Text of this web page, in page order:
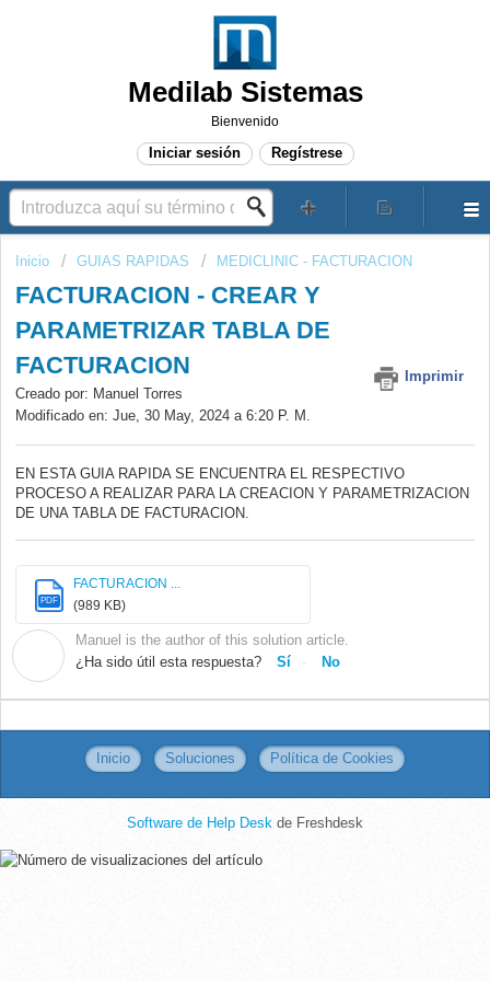
Medilab Sistemas
Bienvenido
Iniciar sesión Regístrese
Inicio GUIAS RAPIDAS MEDICLINIC - FACTURACION
FACTURACION - CREAR Y
PARAMETRIZAR TABLA DE
FACTURACION
Imprimir
Creado por: Manuel Torres
Modificado en: Jue, 30 May, 2024 a 6:20 P. M.
EN ESTA GUIA RAPIDA SE ENCUENTRA EL RESPECTIVO
PROCESO A REALIZAR PARA LA CREACION Y PARAMETRIZACION
DE UNA TABLA DE FACTURACION.
PDF
FACTURACION ...
(989 KB)
Manuel is the author of this solution article.
¿Ha sido útil esta respuesta?
Sí No
Inicio Soluciones Política de Cookies
Software de Help Desk de Freshdesk